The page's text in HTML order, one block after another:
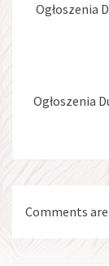
Ogłoszenia
Ogłoszenia
Comments